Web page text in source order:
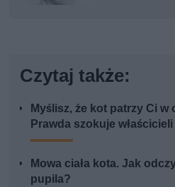
Czytaj także:
Myślisz, że kot patrzy Ci w
Prawda szokuje właścicieli
Mowa ciała kota. Jak
pupila?